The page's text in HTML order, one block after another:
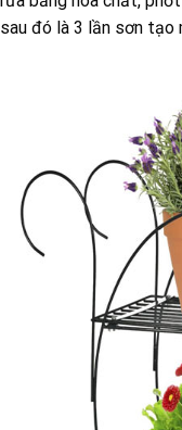
sau đó là 3 lần sơn tạo